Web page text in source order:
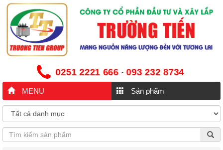
0251 2221 666 - 093 232 8734
MENU Sản phẩm